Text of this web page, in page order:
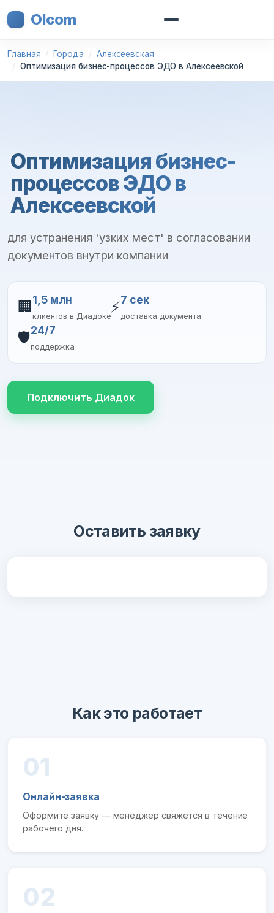
Olcom
Главная Города
Алексеевская
Оптимизация бизнес-процессов ЭДО в Алексеевской
Оптимизация бизнес-
процессов ЭДО в
Алексеевской
для устранения 'узких мест' в согласовании
документов внутри компании
🏢 1,5 млн
клиентов в Диадоке
⚡7 сек
доставка документа
🛡️24/7
поддержка
Подключить Диадок
Оставить заявку
Как это работает
01
Онлайн-заявка
Оформите заявку — менеджер свяжется в течение
рабочего дня.
02